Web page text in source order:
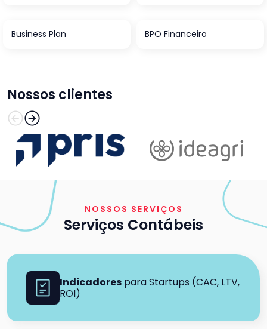
Business Plan BPO Financeiro
Nossos clientes
NOSSOS SERVIÇOS
Serviços Contábeis
Indicadores para Startups (CAC, LTV,
ROI)